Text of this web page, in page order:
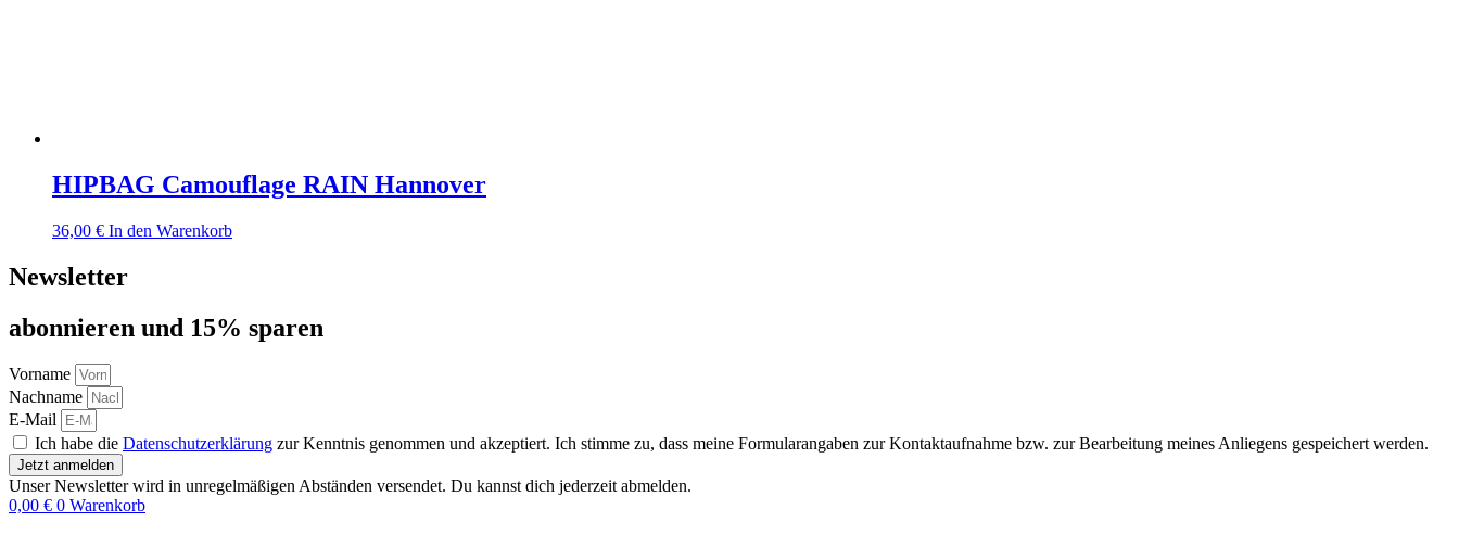
HIPBAG Camouflage RAIN Hannover
36,00 € In den Warenkorb
Newsletter
abon­nie­ren und 15% sparen
Vorname
Nachname
E-Mail
Ich habe die Datenschutzerklärung zur Kenntnis genommen und akzeptiert. Ich stimme zu, dass meine Formularangaben zur Kontaktaufnahme bzw. zur Bearbeitung meines Anliegens gespeichert werden.
Jetzt anmelden
Unser Newsletter wird in unregelmäßigen Abständen versendet. Du kannst dich jederzeit abmelden.
0,00 € 0 Warenkorb